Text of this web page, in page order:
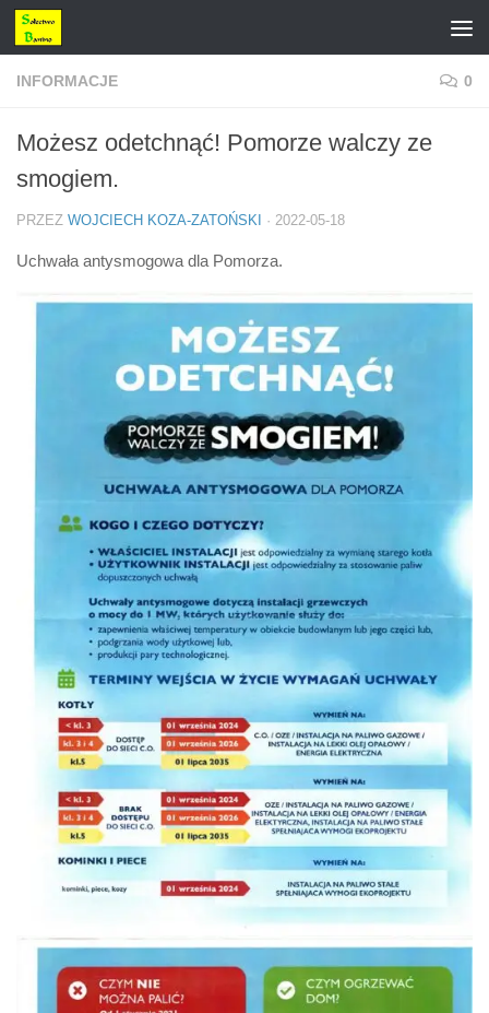
Przejdź do treści
INFORMACJE 0
Możesz odetchnąć! Pomorze walczy ze
smogiem.
PRZEZ WOJCIECH KOZA-ZATOŃSKI · 2022-05-18
Uchwała antysmogowa dla Pomorza.